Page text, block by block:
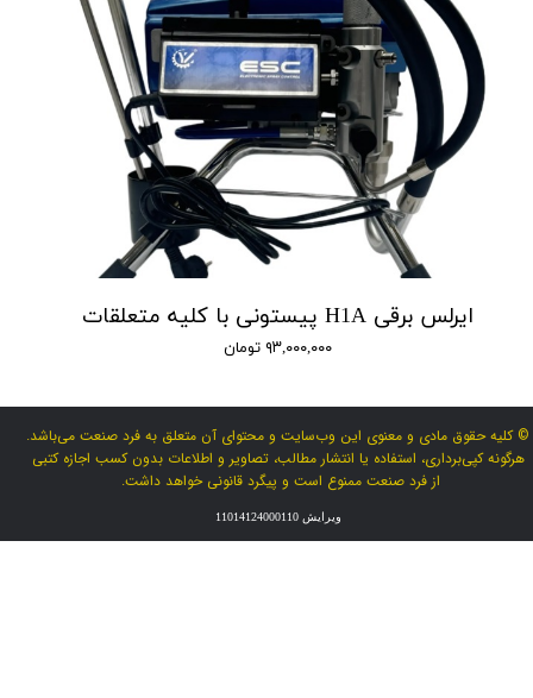
ایرلس برقی H1A پیستونی با کلیه متعلقات
۹۳,۰۰۰,۰۰۰ تومان
© کلیه حقوق مادی و معنوی این وب‌سایت و محتوای آن متعلق به فرد صنعت می‌باشد.
هرگونه کپی‌برداری، استفاده یا انتشار مطالب، تصاویر و اطلاعات بدون کسب اجازه کتبی
از فرد صنعت ممنوع است و پیگرد قانونی خواهد داشت.
ویرایش 11014124000110